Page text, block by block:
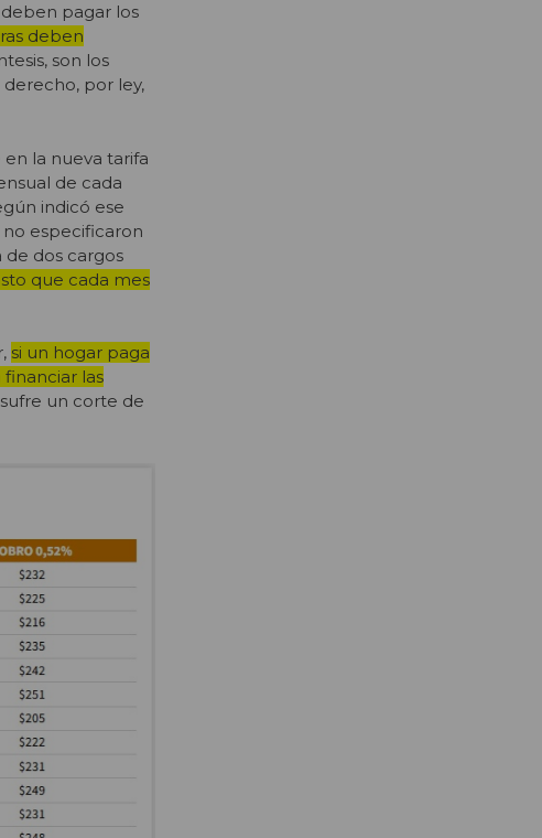
pagar los
deben
son los
por ley,
la nueva tarifa
de cada
indicó ese
especificaron
de dos cargos
que cada mes
si un hogar paga
las
un corte de